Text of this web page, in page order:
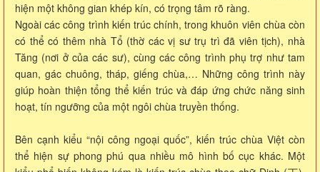
hiện một không gian khép kín, có trọng tâm rõ ràng.
Ngoài các công trình kiến trúc chính, trong khuôn viên chùa còn
có thể có thêm nhà Tổ (thờ các vị sư trụ trì đã viên tịch), nhà
Tăng (nơi ở của các sư), cùng các công trình phụ trợ như tam
quan, gác chuông, tháp, giếng chùa,… Những công trình này
giúp hoàn thiện tổng thể kiến trúc và đáp ứng chức năng sinh
hoạt, tín ngưỡng của một ngôi chùa truyền thống.
Bên cạnh kiểu “nội công ngoại quốc”, kiến trúc chùa Việt còn
thể hiện sự phong phú qua nhiều mô hình bố cục khác. Một